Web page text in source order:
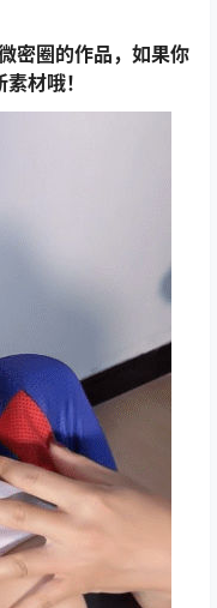
密圈的作品，如果你
材哦！